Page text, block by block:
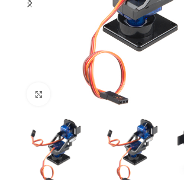
Click to enlarge